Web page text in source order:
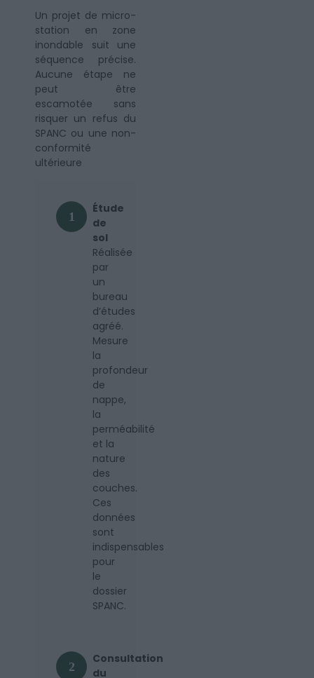
Un projet de micro-
station en zone
inondable suit une
séquence précise.
Aucune étape ne
peut être
escamotée sans
risquer un refus du
SPANC ou une non-
conformité
ultérieure
1
Étude
de
sol
Réalisée
par
un
bureau
d’études
agréé.
Mesure
la
profondeur
de
nappe,
la
perméabilité
et la
nature
des
couches.
Ces
données
sont
indispensables
pour
le
dossier
SPANC.
2
Consultation
du